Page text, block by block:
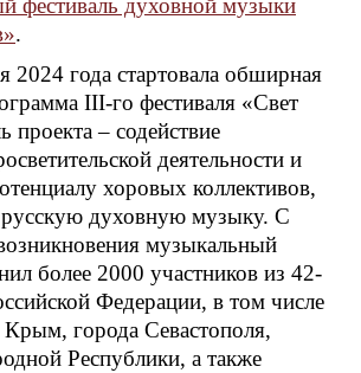
фестиваль духовной музыки
.
2024 года стартовала обширная
III-го фестиваля «Свет
проекта – содействие
деятельности и
хоровых коллективов,
духовную музыку. С
музыкальный
более 2000 участников из 42-
Федерации, в том числе
города Севастополя,
Республики, а также